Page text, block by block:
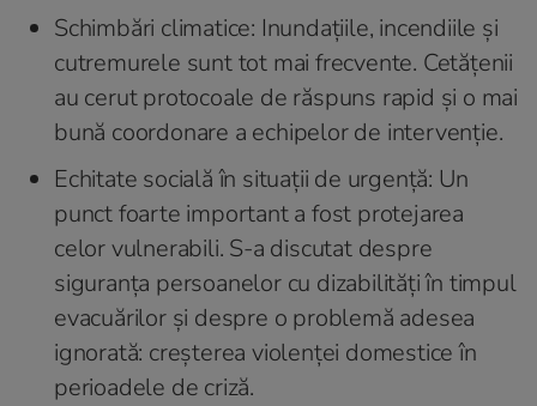
Schimbări climatice: Inundațiile, incendiile și
cutremurele sunt tot mai frecvente. Cetățenii
au cerut protocoale de răspuns rapid și o mai
bună coordonare a echipelor de intervenție.
Echitate socială în situații de urgență: Un
punct foarte important a fost protejarea
celor vulnerabili. S-a discutat despre
siguranța persoanelor cu dizabilități în timpul
evacuărilor și despre o problemă adesea
ignorată: creșterea violenței domestice în
perioadele de criză.